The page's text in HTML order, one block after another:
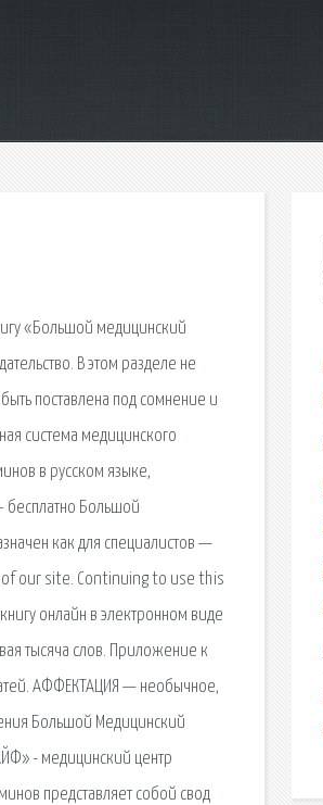
«Большой медицинский
В этом разделе не
поставлена под сомнение и
система медицинского
в русском языке,
бесплатно Большой
как для специалистов —
of our site. Continuing to use this
онлайн в электронном виде
тысяча слов. Приложение к
АФФЕКТАЦИЯ — необычное,
Большой Медицинский
- медицинский центр
представляет собой свод